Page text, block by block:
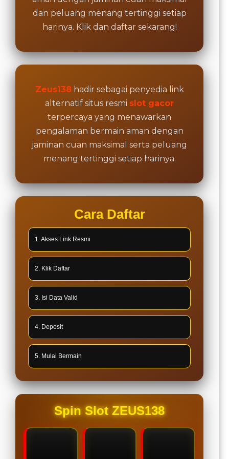
dan peluang menang tertinggi setiap
harinya. Klik dan daftar sekarang!
Zeus138hadir sebagai penyedia link
alternatif situs resmi slot gacor
terpercaya yang menawarkan
pengalaman bermain aman dengan
jaminan cuan maksimal serta peluang
menang tertinggi setiap harinya.
Cara Daftar
1. Akses Link Resmi
2. Klik Daftar
3. Isi Data Valid
4. Deposit
5. Mulai Bermain
Spin Slot ZEUS138